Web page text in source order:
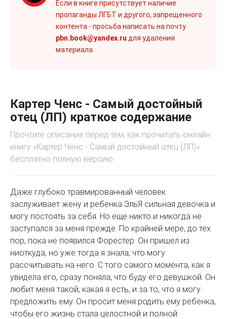
Если в книге присутствует наличие
пропаганды ЛГБТ и другого, запрещенного
контента - просьба написать на почту
pbn.book@yandex.ru для удаления
материала
Картер Ченс - Самый достойный
отец (ЛП) краткое содержание
Прочтите описание перед тем, как прочитать онлайн
книгу «Картер Ченс - Самый достойный отец (ЛП)»
бесплатно полную версию:
Даже глубоко травмированный человек
заслуживает жену и ребенка.ЭльЯ сильная девочка и
могу постоять за себя. Но еще никто и никогда не
заступался за меня прежде. По крайней мере, до тех
пор, пока не появился Форестер. Он пришел из
ниоткуда, но уже тогда я знала, что могу
рассчитывать на него. С того самого момента, как я
увидела его, сразу поняла, что буду его девушкой. Он
любит меня такой, какая я есть, и за то, что я могу
предложить ему. Он просит меня родить ему ребенка,
чтобы его жизнь стала целостной и полной